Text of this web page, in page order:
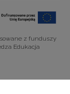
z funduszy
Edukacja